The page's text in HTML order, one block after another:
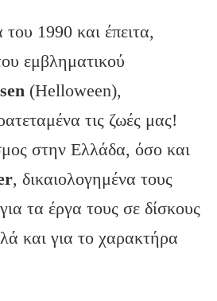
1990 και έπειτα,
εμβληματικού
(Helloween),
τις ζωές μας!
στην Ελλάδα, όσο και
, δικαιολογημένα τους
τα έργα τους σε δίσκους
και για το χαρακτήρα